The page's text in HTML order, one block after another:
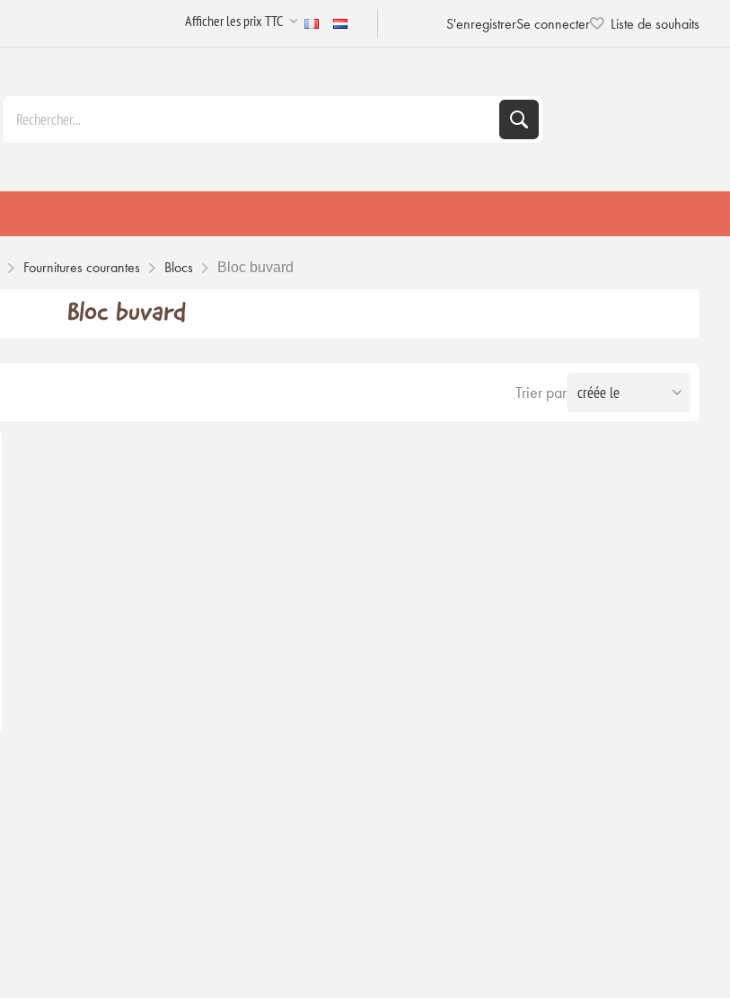
S'enregistrerSe connecter Liste de souhaits
Fournitures courantes Blocs Bloc buvard
Bloc buvard
Trier par